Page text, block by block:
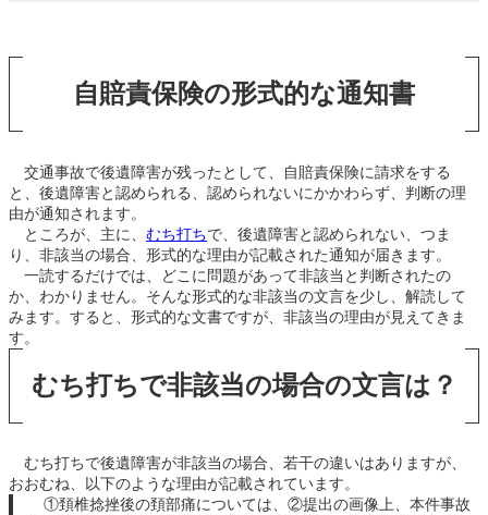
自賠責保険の形式的な通知書
交通事故で後遺障害が残ったとして、自賠責保険に請求をする
と、後遺障害と認められる、認められないにかかわらず、判断の理
由が通知されます。
ところが、主に、 むち打ちで、後遺障害と認められない、つま
り、非該当の場合、形式的な理由が記載された通知が届きます。
一読するだけでは、どこに問題があって非該当と判断されたの
か、わかりません。そんな形式的な非該当の文言を少し、解読して
みます。すると、形式的な文書ですが、非該当の理由が見えてきま
す。
むち打ちで非該当の場合の文言は？
むち打ちで後遺障害が非該当の場合、若干の違いはありますが、
おおむね、以下のような理由が記載されています。
①頚椎捻挫後の頚部痛については、②提出の画像上、本件事故